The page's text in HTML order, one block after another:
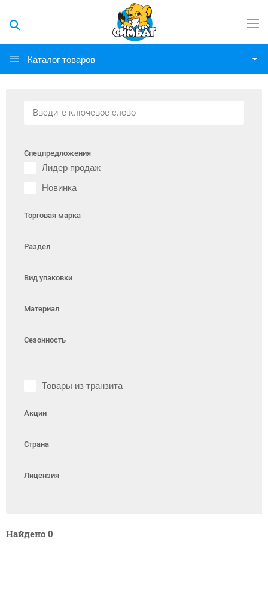
Каталог товаров
Спецпредложения
Лидер продаж
Новинка
Торговая марка
Раздел
Вид упаковки
Материал
Сезонность
Товары из транзита
Акции
Страна
Лицензия
Найдено 0